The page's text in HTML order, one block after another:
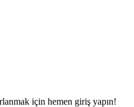
için hemen giriş yapın!